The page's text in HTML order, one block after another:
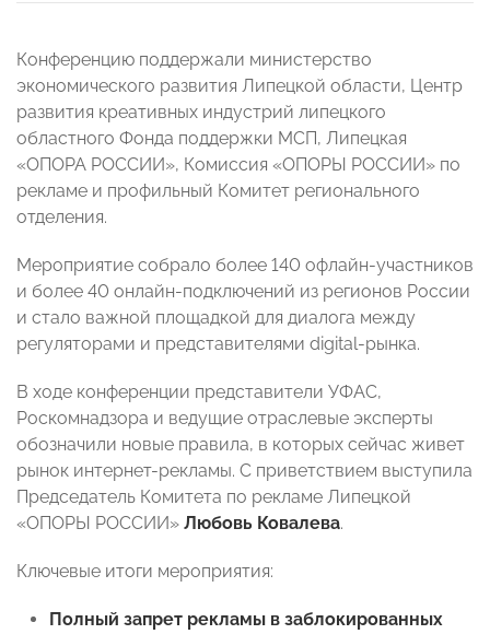
Конференцию поддержали министерство
экономического развития Липецкой области, Центр
развития креативных индустрий липецкого
областного Фонда поддержки МСП, Липецкая
«ОПОРА РОССИИ», Комиссия «ОПОРЫ РОССИИ» по
рекламе и профильный Комитет регионального
отделения.
Мероприятие собрало более 140 офлайн-участников
и более 40 онлайн-подключений из регионов России
и стало важной площадкой для диалога между
регуляторами и представителями digital-рынка.
В ходе конференции представители УФАС,
Роскомнадзора и ведущие отраслевые эксперты
обозначили новые правила, в которых сейчас живет
рынок интернет-рекламы. С приветствием выступила
Председатель Комитета по рекламе Липецкой
«ОПОРЫ РОССИИ» Любовь Ковалева.
Ключевые итоги мероприятия:
Полный запрет рекламы в заблокированных